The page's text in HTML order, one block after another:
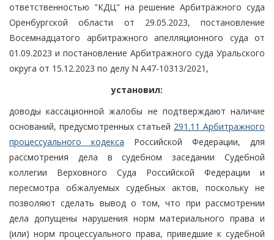
ответственностью "КДЦ" на решение Арбитражного суда
Оренбургской области от 29.05.2023, постановление
Восемнадцатого арбитражного апелляционного суда от
01.09.2023 и постановление Арбитражного суда Уральского
округа от 15.12.2023 по делу N А47-10313/2021,
установил:
доводы кассационной жалобы не подтверждают наличие
оснований, предусмотренных статьей 291.11 Арбитражного
процессуального кодекса Российской Федерации, для
рассмотрения дела в судебном заседании Судебной
коллегии Верховного Суда Российской Федерации и
пересмотра обжалуемых судебных актов, поскольку не
позволяют сделать вывод о том, что при рассмотрении
дела допущены нарушения норм материального права и
(или) норм процессуального права, приведшие к судебной